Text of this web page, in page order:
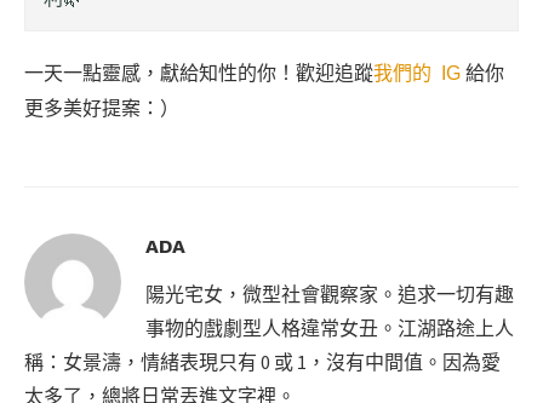
一天一點靈感，獻給知性的你！歡迎追蹤我們的 IG 給你
更多美好提案：）
ADA
陽光宅女，微型社會觀察家。追求一切有趣
事物的戲劇型人格違常女丑。江湖路途上人
稱：女景濤，情緒表現只有 0 或 1，沒有中間值。因為愛
太多了，總將日常丟進文字裡。